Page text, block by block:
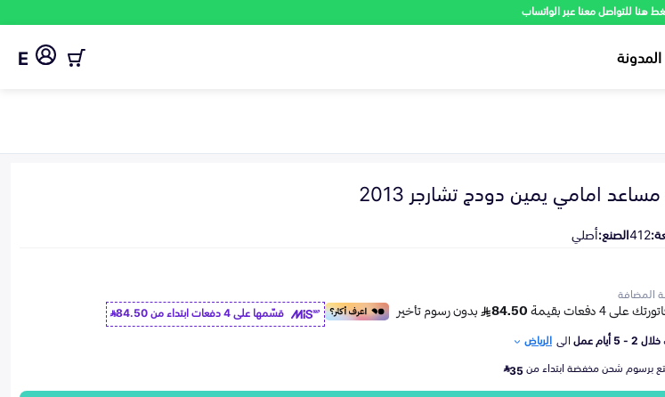
هنا للتواصل معنا عبر الواتساب
المدونة E
امامي يمين دودج تشارجر 2013
412الصنع:أصلي
المضافة
قسّمها على 4 دفعات ابتداء من
84.50
خلال 2 - 5 أيام عمل الى الرياض
برسوم شحن مخفضة ابتداء من35